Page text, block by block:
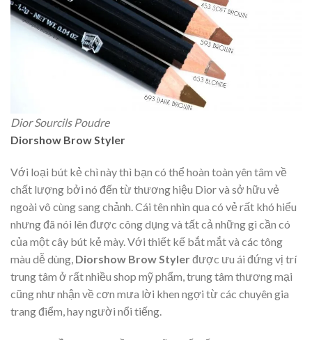
Dior Sourcils Poudre
Diorshow Brow Styler
Với loại bút kẻ chì này thì bạn có thể hoàn toàn yên tâm về
chất lượng bởi nó đến từ thương hiệu Dior và sở hữu vẻ
ngoài vô cùng sang chảnh. Cái tên nhìn qua có vẻ rất khó hiểu
nhưng đã nói lên được công dụng và tất cả những gì cần có
của một cây bút kẻ mày. Với thiết kế bắt mắt và các tông
màu dễ dùng, Diorshow Brow Stylerđược ưu ái đứng vị trí
trung tâm ở rất nhiều shop mỹ phẩm, trung tâm thương mại
cũng như nhận về cơn mưa lời khen ngợi từ các chuyên gia
trang điểm, hay người nổi tiếng.